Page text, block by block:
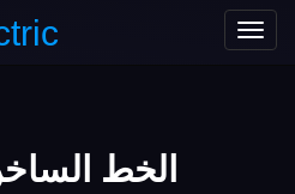
Toggle
الخط